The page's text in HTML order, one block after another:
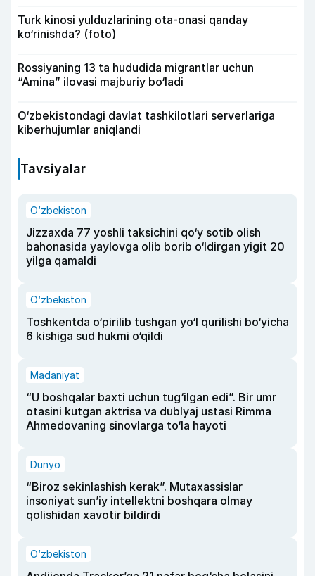
Turk kinosi yulduzlarining ota-onasi qanday
ko‘rinishda? (foto)
Rossiyaning 13 ta hududida migrantlar uchun
“Amina” ilovasi majburiy bo‘ladi
O‘zbekistondagi davlat tashkilotlari serverlariga
kiberhujumlar aniqlandi
Tavsiyalar
O‘zbekiston
Jizzaxda 77 yoshli taksichini qo‘y sotib olish
bahonasida yaylovga olib borib o‘ldirgan yigit 20
yilga qamaldi
O‘zbekiston
Toshkentda o‘pirilib tushgan yo‘l qurilishi bo‘yicha
6 kishiga sud hukmi o‘qildi
Madaniyat
“U boshqalar baxti uchun tug‘ilgan edi”. Bir umr
otasini kutgan aktrisa va dublyaj ustasi Rimma
Ahmedovaning sinovlarga to‘la hayoti
Dunyo
“Biroz sekinlashish kerak”. Mutaxassislar
insoniyat sun’iy intellektni boshqara olmay
qolishidan xavotir bildirdi
O‘zbekiston